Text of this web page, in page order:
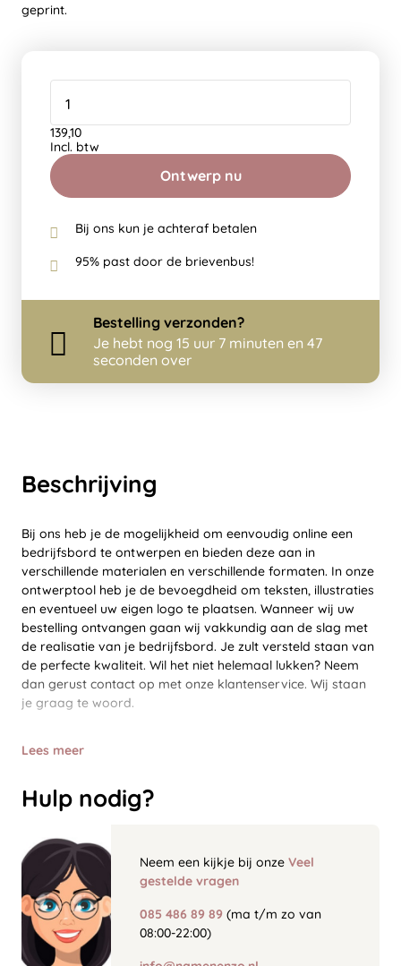
Beschrijving
Bij ons heb je de mogelijkheid om eenvoudig online een
bedrijfsbord te ontwerpen en bieden deze aan in
verschillende materialen en verschillende formaten. In onze
ontwerptool heb je de bevoegdheid om teksten, illustraties
en eventueel uw eigen logo te plaatsen. Wanneer wij uw
bestelling ontvangen gaan wij vakkundig aan de slag met
de realisatie van je bedrijfsbord. Je zult versteld staan van
de perfecte kwaliteit. Wil het niet helemaal lukken? Neem
dan gerust contact op met onze klantenservice. Wij staan
je graag te woord.
Lees meer
Hulp nodig?
Neem een kijkje bij onze Veel
gestelde vragen
085 486 89 89 (ma t/m zo van
08:00-22:00)
geprint.
Ontwerp nu
139,10
Incl. btw
Bij ons kun je achteraf betalen
95% past door de brievenbus!
Bestelling verzonden?
Je hebt nog 15 uur 7 minuten en 47
seconden over